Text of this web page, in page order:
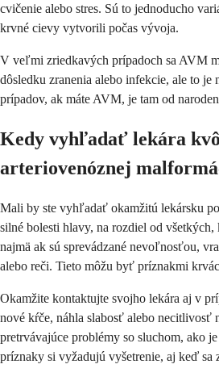
cvičenie alebo stres. Sú to jednoducho
krvné cievy vytvorili počas vývoja.
V veľmi zriedkavých prípadoch sa AVM
dôsledku zranenia alebo infekcie, ale to je
prípadov, ak máte AVM, je tam od
Kedy vyhľadať lekára
arteriovenóznej
Mali by ste vyhľadať okamžitú lekársku
silné bolesti hlavy, na rozdiel od všetkých,
najmä ak sú sprevádzané nevoľnosťou,
alebo reči. Tieto môžu byť príznakmi
Okamžite kontaktujte svojho lekára aj v
nové kŕče, náhla slabosť alebo necitlivosť
pretrvávajúce problémy so sluchom, ako
príznaky si vyžadujú vyšetrenie, aj keď sa